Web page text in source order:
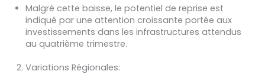
Malgré cette baisse, le potentiel de reprise est
indiqué par une attention croissante portée aux
investissements dans les infrastructures attendus
au quatrième trimestre.
Variations Régionales: